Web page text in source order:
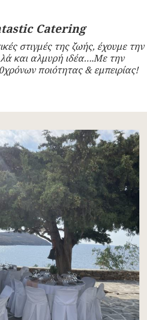
Catering
στιγμές της ζωής, έχουμε την
και αλμυρή ιδέα….Με την
ποιότητας & εμπειρίας!